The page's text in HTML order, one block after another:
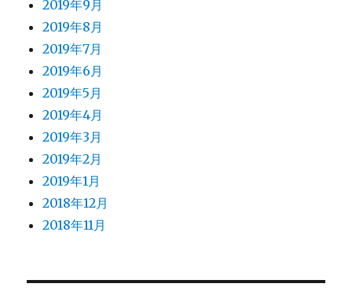
2019年9月
2019年8月
2019年7月
2019年6月
2019年5月
2019年4月
2019年3月
2019年2月
2019年1月
2018年12月
2018年11月